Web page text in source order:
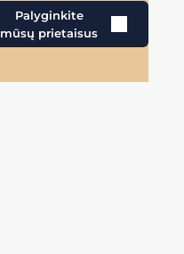
Palyginkite
mūsų prietaisus